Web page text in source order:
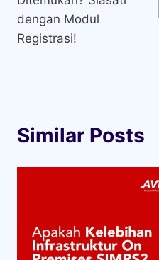
dengan Modul
Registrasi!
Similar Posts